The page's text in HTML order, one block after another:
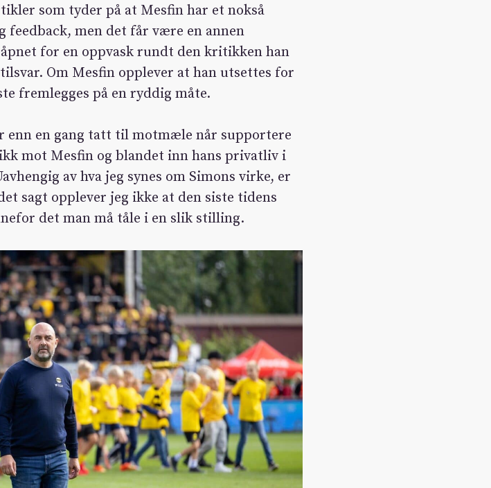
som tyder på at Mesfin har et nokså
men det får være en annen
for en oppvask rundt den kritikken han
Om Mesfin opplever at han utsettes for
fremlegges på en ryddig måte.
enn en gang tatt til motmæle når supportere
mot Mesfin og blandet inn hans privatliv i
av hva jeg synes om Simons virke, er
sagt opplever jeg ikke at den siste tidens
det man må tåle i en slik stilling.